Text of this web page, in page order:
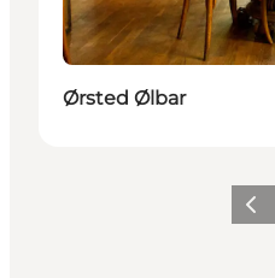
Ørsted Ølbar